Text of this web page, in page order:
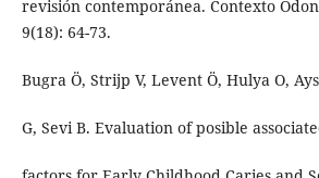
revisión contemporánea. Contexto
9(18): 64-73.
Bugra Ö, Strijp V, Levent Ö, Hulya O,
G, Sevi B. Evaluation of posible